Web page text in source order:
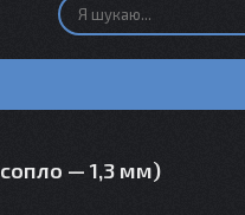
сопло — 1,3 мм)